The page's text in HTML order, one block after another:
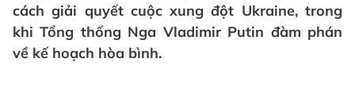
cách giải quyết cuộc xung đột Ukraine, trong
khi Tổng thống Nga Vladimir Putin đàm phán
về kế hoạch hòa bình.